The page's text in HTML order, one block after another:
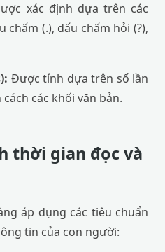
xác định dựa trên các
(.), dấu chấm hỏi (?),
Được tính dựa trên số lần
các khối văn bản.
thời gian đọc và
áp dụng các tiêu chuẩn
tin của con người: